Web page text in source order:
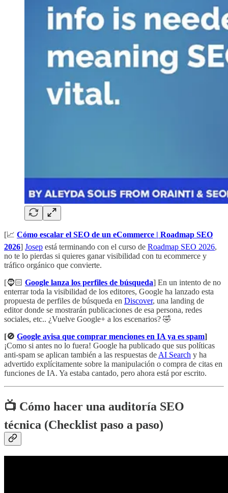
[📈 Cómo escalar el SEO de un eCommerce | Roadmap SEO
2026] Josep está terminando con el curso de Roadmap SEO 2026,
no te lo pierdas si quieres ganar visibilidad con tu ecommerce y
tráfico orgánico que convierte.
[🧔🏻 Google lanza los perfiles de búsqueda] En un intento de no
enterrar toda la visibilidad de los editores, Google ha lanzado esta
propuesta de perfiles de búsqueda en Discover, una landing de
editor donde se mostrarán publicaciones de esa persona, redes
sociales, etc.. ¿Vuelve Google+ a los escenarios? 🤣
[🚫 Google avisa que comprar menciones en IA ya es spam]
¡Como si antes no lo fuera! Google ha publicado que sus políticas
anti-spam se aplican también a las respuestas de AI Search y ha
advertido explícitamente sobre la manipulación o compra de citas en
funciones de IA. Ya estaba cantado, pero ahora está por escrito.
📺 Cómo hacer una auditoría SEO
técnica (Checklist paso a paso)